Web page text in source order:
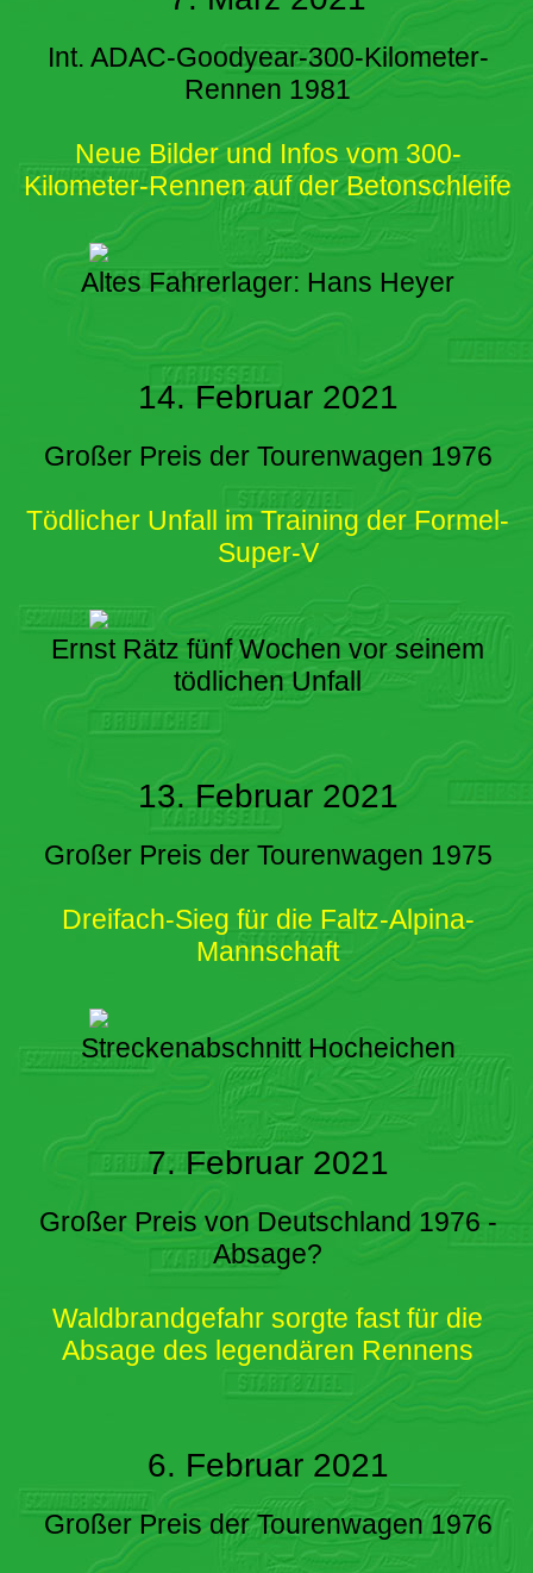
Int. ADAC-Goodyear-300-Kilometer-
Rennen 1981
Neue Bilder und Infos vom 300-
Kilometer-Rennen auf der Betonschleife
Altes Fahrerlager: Hans Heyer
14. Februar 2021
Großer Preis der Tourenwagen 1976
Tödlicher Unfall im Training der Formel-
Super-V
Ernst Rätz fünf Wochen vor seinem
tödlichen Unfall
13. Februar 2021
Großer Preis der Tourenwagen 1975
Dreifach-Sieg für die Faltz-Alpina-
Mannschaft
Streckenabschnitt Hocheichen
7. Februar 2021
Großer Preis von Deutschland 1976 -
Absage?
Waldbrandgefahr sorgte fast für die
Absage des legendären Rennens
6. Februar 2021
Großer Preis der Tourenwagen 1976